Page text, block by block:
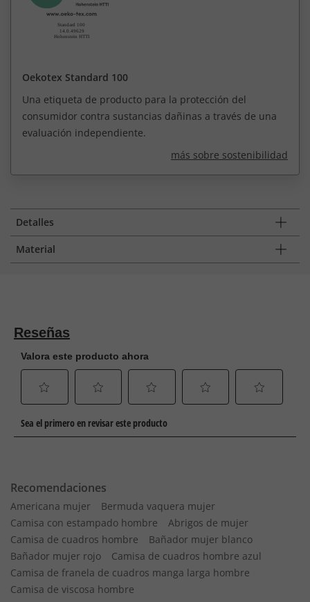
Oekotex Standard 100
Una etiqueta de producto para la protección del
consumidor contra sustancias dañinas a través de una
evaluación independiente.
más sobre sostenibilidad
Detalles
Material
Recomendaciones
Americana mujer
Bermuda vaquera mujer
Camisa con estampado hombre
Abrigos de mujer
Camisa de cuadros hombre
Bañador mujer blanco
Bañador mujer rojo
Camisa de cuadros hombre azul
Camisa de franela de cuadros manga larga hombre
Camisa de viscosa hombre